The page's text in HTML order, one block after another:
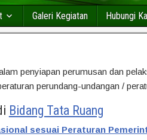
Galeri Kegiatan Hubungi
penyiapan perumusan dan
perundang-undangan /
Bidang Tata Ruang
sesuai Peraturan